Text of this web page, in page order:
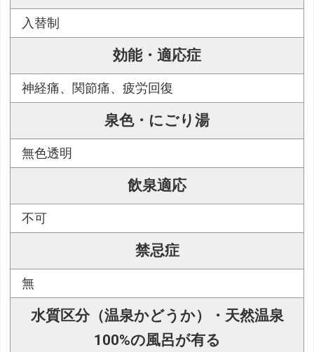
入替制
効能・適応症
神経痛、関節痛、疲労回復
泉色・にごり湯
無色透明
飲泉適応
不可
禁忌症
無
水質区分（温泉かどうか）・天然温泉
100%の風呂が有る